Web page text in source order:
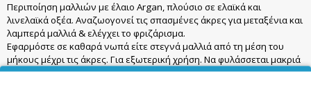
Περιποίηση μαλλιών με έλαιο Argan, πλούσιο σε ελαϊκά και
λινελαϊκά οξέα. Αναζωογονεί τις σπασμένες άκρες για μεταξένια και
λαμπερά μαλλιά & ελέγχει το φριζάρισμα.
Εφαρμόστε σε καθαρά νωπά είτε στεγνά μαλλιά από τη μέση του
μήκους μέχρι τις άκρες. Για εξωτερική χρήση. Να φυλάσσεται μακριά
από παιδιά.